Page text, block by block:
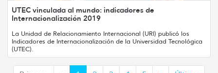
UTEC vinculada al mundo: indicadores de
Internacionalización 2019
La Unidad de Relacionamiento Internacional (URI) publicó los
Indicadores de Internacionalización de la Universidad Tecnológica
(UTEC).